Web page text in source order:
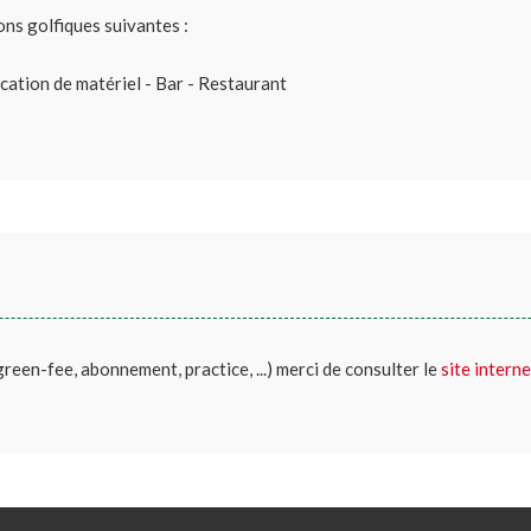
golfiques suivantes :
de matériel - Bar - Restaurant
fee, abonnement, practice, ...) merci de consulter lesite